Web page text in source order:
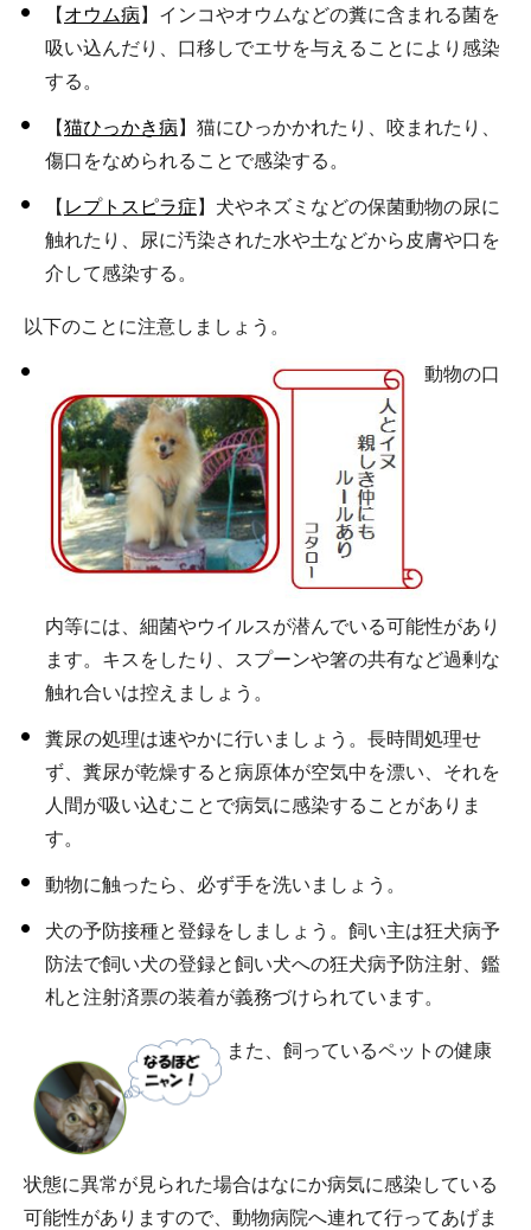
【 オウム病 】インコやオウムなどの糞に含まれる菌を
吸い込んだり、口移しでエサを与えることにより感染
する。
【猫ひっかき病 】猫にひっかかれたり、咬まれたり、
傷口をなめられることで感染する。
【 レプトスピラ症 】犬やネズミなどの保菌動物の尿に
触れたり、尿に汚染された水や土などから皮膚や口を
介して感染する。
以下のことに注意しましょう。
動物の口
内等には、細菌やウイルスが潜んでいる可能性があり
ます。キスをしたり、スプーンや箸の共有など過剰な
触れ合いは控えましょう。
糞尿の処理は速やかに行いましょう。長時間処理せ
ず、糞尿が乾燥すると病原体が空気中を漂い、それを
人間が吸い込むことで病気に感染することがありま
す。
動物に触ったら、必ず手を洗いましょう。
犬の予防接種と登録をしましょう。飼い主は狂犬病予
防法で飼い犬の登録と飼い犬への狂犬病予防注射、鑑
札と注射済票の装着が義務づけられています。
また、飼っているペットの健康
状態に異常が見られた場合はなにか病気に感染している
可能性がありますので、動物病院へ連れて行ってあげま